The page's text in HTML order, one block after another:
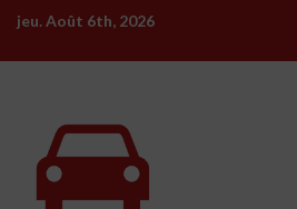
Skip
content
jeu. Août 6th, 2026